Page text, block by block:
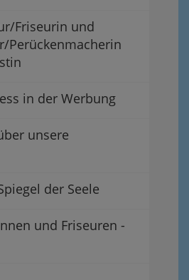
Friseurin und
Perückenmacherin
in der Werbung
unsere
der Seele
und Friseuren -